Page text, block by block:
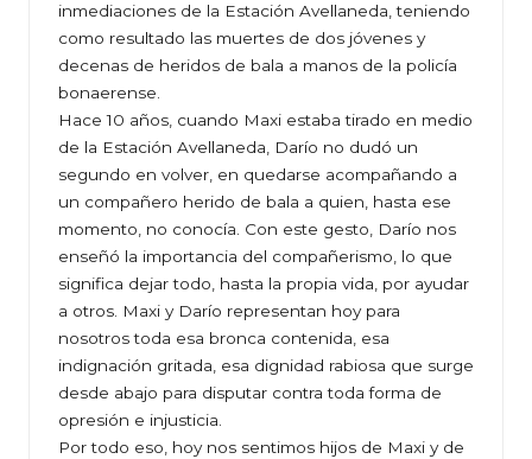
inmediaciones de la Estación Avellaneda, teniendo
como resultado las muertes de dos jóvenes y
decenas de heridos de bala a manos de la policía
bonaerense.
Hace 10 años, cuando Maxi estaba tirado en medio
de la Estación Avellaneda, Darío no dudó un
segundo en volver, en quedarse acompañando a
un compañero herido de bala a quien, hasta ese
momento, no conocía. Con este gesto, Darío nos
enseñó la importancia del compañerismo, lo que
significa dejar todo, hasta la propia vida, por ayudar
a otros. Maxi y Darío representan hoy para
nosotros toda esa bronca contenida, esa
indignación gritada, esa dignidad rabiosa que surge
desde abajo para disputar contra toda forma de
opresión e injusticia.
Por todo eso, hoy nos sentimos hijos de Maxi y de